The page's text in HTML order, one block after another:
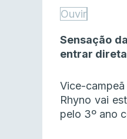
Ouvir
Sensação
entrar
Vice-
Rhyno vai
pelo 3º ano